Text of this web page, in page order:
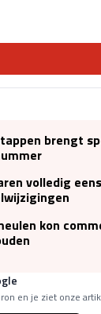
brengt
volledig
kon
en je ziet onze